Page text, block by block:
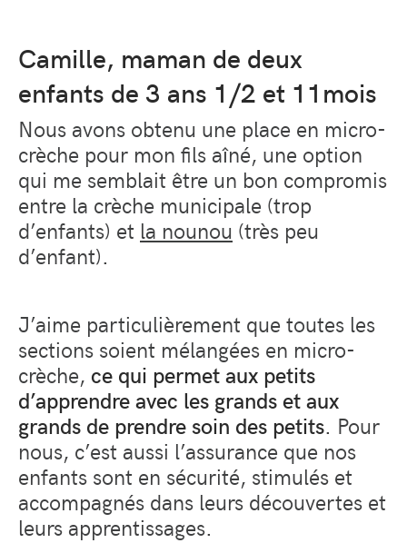
Camille, maman de deux
enfants de 3 ans 1/2 et 11mois
Nous avons obtenu une place en micro-
crèche pour mon fils aîné, une option
qui me semblait être un bon compromis
entre la crèche municipale (trop
d’enfants) et la nounou (très peu
d’enfant).
J’aime particulièrement que toutes les
sections soient mélangées en micro-
crèche, ce qui permet aux petits
d’apprendre avec les grands et aux
grands de prendre soin des petits. Pour
nous, c’est aussi l’assurance que nos
enfants sont en sécurité, stimulés et
accompagnés dans leurs découvertes et
leurs apprentissages.